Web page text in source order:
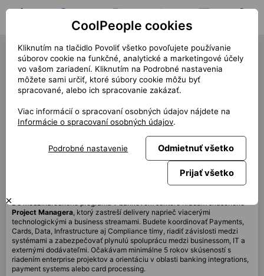
Hľadať pozíciu Moja pozícia Notifikácie
Project Manager (42827)
« späť
Miesto
Start (dĺžka)
7/2026 (12m+)
5 000 EUR
Do medzinárodného programu v bankovom sektore hľadám skúseného
Project Managera, ktorý zastreší delivery naprieč viacerými
technologickými a business streamami. Budete koordinovať Payments,
Cards, Data, Infrastructure aj Compliance tímy, riadiť závislosti medzi
systémami a zabezpečovať plynulú spoluprácu medzi businessom, IT a
externými dodávateľmi. Očakávam minimálne 5 rokov skúseností s
riadením enterprise projektov a orientáciu v oblasti banking integrations,
payment systems alebo card processing.
CoolPeople cookies
Kliknutím na tlačidlo Povoliť všetko povoľujete používanie
súborov cookie na funkčné, analytické a marketingové účely
vo vašom zariadení. Kliknutím na Podrobné nastavenia
môžete sami určiť, ktoré súbory cookie môžu byť
spracované, alebo ich spracovanie zakázať.
Viac informácií o spracovaní osobných údajov nájdete na
Informácie o spracovaní osobných údajov.
Podrobné nastavenie Odmietnuť všetko
Prijať všetko